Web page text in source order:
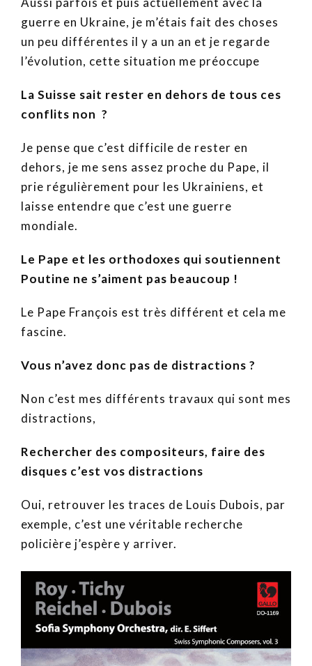
guerre en Ukraine, je m’étais fait des choses
un peu différentes il y a un an et je regarde
l’évolution, cette situation me préoccupe
La Suisse sait rester en dehors de tous ces
conflits non ?
Je pense que c’est difficile de rester en
dehors, je me sens assez proche du Pape, il
prie régulièrement pour les Ukrainiens, et
laisse entendre que c’est une guerre
mondiale.
Le Pape et les orthodoxes qui soutiennent
Poutine ne s’aiment pas beaucoup !
Le Pape François est très différent et cela me
fascine.
Vous n’avez donc pas de distractions ?
Non c’est mes différents travaux qui sont mes
distractions,
Rechercher des compositeurs, faire des
disques c’est vos distractions
Oui, retrouver les traces de Louis Dubois, par
exemple, c’est une véritable recherche
policière j’espère y arriver.